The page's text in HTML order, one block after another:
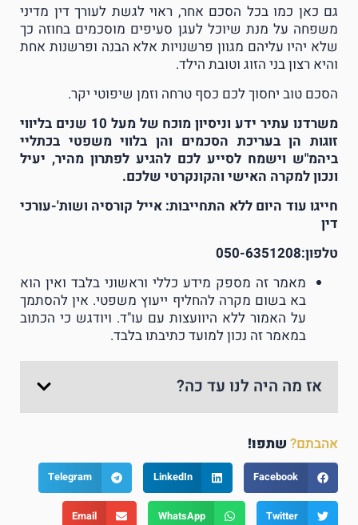
גם כאן כמו בכל הסכם אחר, ראוי לגשת לעורך דין מדיני
משפחה על מנת שיוכל לעגן סעיפים מוסכמים בחוזה כך
שלא יהיו עליהם מגוון פרשנויות אלא הבנה ופרשנות אחת
והיא רצון בני הזוג וטובת הילד.
הסכם טוב יחסוך לכם כסף טרחה וזמן שיפוטי יקר.
משרדנו עתיר ידע וניסיון מוכח של מעל 10 שנים בליווי
זוגות הן בעריכת הסכמים והן בלווי משפטי בכתליי
ביהמ"ש וישמח לסייע לכם להגיע לפתרון מהיר, יעיל
ונכון למקרה האישי והקונקרטי שלכם.
חייגו עוד היום ללא התחייבות: אייל קורסיה ושות'-עורכי
דין
טלפון:050-6351208
מאמר זה מספק מידע כללי וראשוני בלבד ואין הוא
בא בשום מקרה להחליף ייעוץ משפטי. אין להסתמך
על האמור ללא היוועצות עם עו"ד. ויודגש כי הכתוב
במאמר זה נכון למועד כתיבתו בלבד.
אז מה היה לנו עד כה?
אהבתם? שתפו!
Facebook
LinkedIn
Telegram
Twitter
WhatsApp
Email